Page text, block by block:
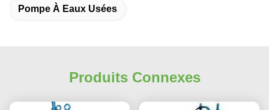
Pompe À Eaux Usées
Produits Connexes